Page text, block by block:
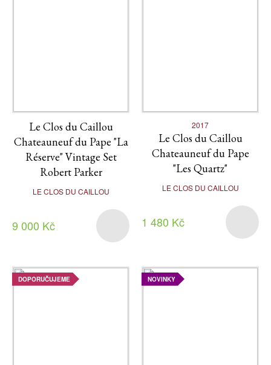
Le Clos du Caillou
Chateauneuf du Pape "La
Réserve" Vintage Set
Robert Parker
LE CLOS DU CAILLOU
9 000 Kč
2017
Le Clos du Caillou
Chateauneuf du Pape
"Les Quartz"
LE CLOS DU CAILLOU
1 480 Kč
DOPORUČUJEME NOVINKY